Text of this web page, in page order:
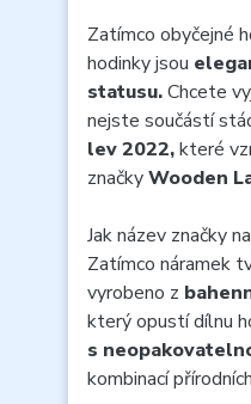
Zatímco obyčejné
hodinky jsou
statusu.Chcete
nejste součástí
lev 2022,které
značkyWooden
Jak název značky
Zatímco náramek
vyrobeno z
který opustí dílnu
s
kombinací